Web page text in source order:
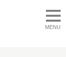
MENU